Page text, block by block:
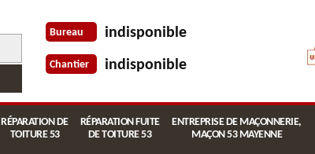
Bureau indisponible
Chantier indisponible
RÉPARATION DE
TOITURE 53
RÉPARATION FUITE
DE TOITURE 53
ENTREPRISE DE MAÇONNERIE,
MAÇON 53 MAYENNE